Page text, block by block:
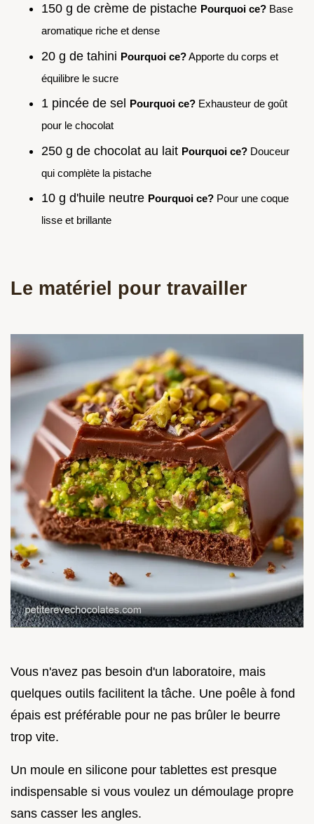
150 g de crème de pistache Pourquoi ce? Base
aromatique riche et dense
20 g de tahini Pourquoi ce?Apporte du corps et
équilibre le sucre
1 pincée de sel Pourquoi ce? Exhausteur de goût
pour le chocolat
250 g de chocolat au lait Pourquoi ce? Douceur
qui complète la pistache
10 g d'huile neutre Pourquoi ce? Pour une coque
lisse et brillante
Le matériel pour travailler
Vous n'avez pas besoin d'un laboratoire, mais
quelques outils facilitent la tâche. Une poêle à fond
épais est préférable pour ne pas brûler le beurre
trop vite.
Un moule en silicone pour tablettes est presque
indispensable si vous voulez un démoulage propre
sans casser les angles.